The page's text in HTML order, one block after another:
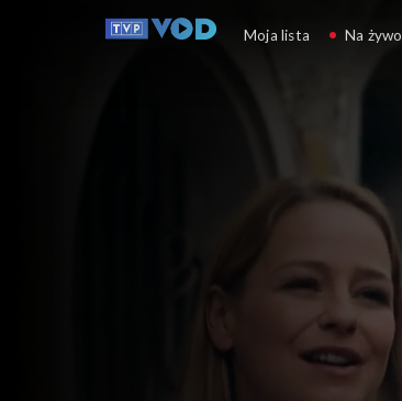
Moja lista Na żywo